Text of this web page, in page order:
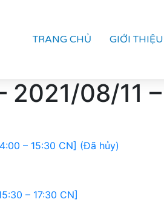
TRANG CHỦ GIỚI THIỆU
2021/08/11
– 15:30 CN] (Đã hủy)
– 17:30 CN]